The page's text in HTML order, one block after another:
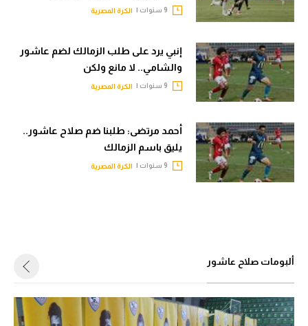
الكرة المصرية
إنبي يرد على طلب الزمالك لضم عاشور
والشامي.. لا مانع ولكن
الكرة المصرية
أحمد مرتضى: طلبنا ضم صلاح عاشور..
يليق باسم الزمالك
الكرة المصرية
ألبومات صلاح عاشور